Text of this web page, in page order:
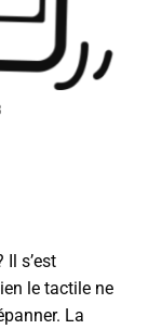
Il s’est
le tactile ne
La